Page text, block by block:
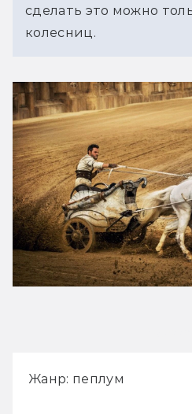
сделать это можно
колесниц.
Жанр: пеплум